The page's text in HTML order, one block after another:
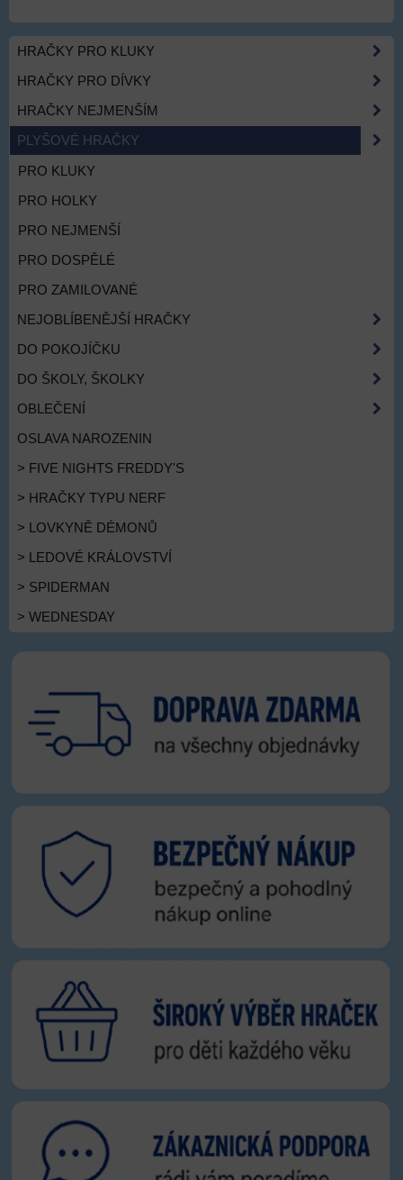
HRAČKY PRO KLUKY
HRAČKY PRO DÍVKY
HRAČKY NEJMENŠÍM
PLYŠOVÉ HRAČKY
PRO KLUKY
PRO HOLKY
PRO NEJMENŠÍ
PRO DOSPĚLÉ
PRO ZAMILOVANÉ
NEJOBLÍBENĚJŠÍ HRAČKY
DO POKOJÍČKU
DO ŠKOLY, ŠKOLKY
OBLEČENÍ
OSLAVA NAROZENIN
> FIVE NIGHTS FREDDY'S
> HRAČKY TYPU NERF
> LOVKYNĚ DÉMONŮ
> LEDOVÉ KRÁLOVSTVÍ
> SPIDERMAN
> WEDNESDAY